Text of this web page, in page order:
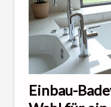
Einbau-